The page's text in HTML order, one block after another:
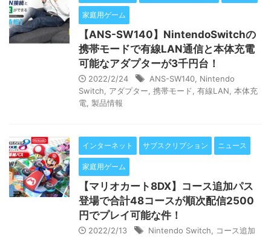
家庭用ゲーム
【ANS-SW140】NintendoSwitchの
携帯モードで有線LAN通信と本体充電
可能なアダプターが3千円台！
2022/2/24 ANS-SW140 Nintendo
Switch
アダプター 携帯モード 有線LAN 本体充
電 製品情報
インターネット サブスクリプション ニュース
家庭用ゲーム
【マリオカート8DX】コース追加パス
登場で合計48コースが順次配信2500
円でプレイ可能な件！
2022/2/13 Nintendo Switch
コース追加